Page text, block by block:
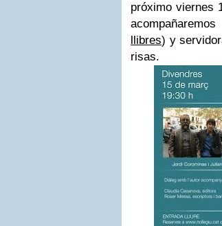
próximo viernes
llibres) y
risas.